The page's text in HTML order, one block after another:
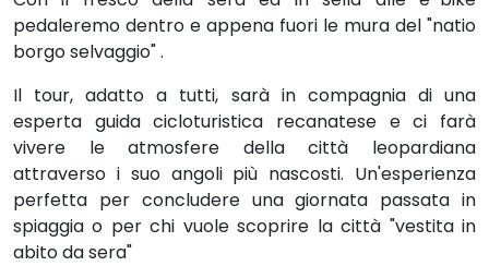
pedaleremo dentro e appena fuori le mura del "natio
borgo selvaggio" .
Il tour, adatto a tutti, sarà in compagnia di una
esperta guida cicloturistica recanatese e ci farà
vivere le atmosfere della città leopardiana
attraverso i suo angoli più nascosti. Un'esperienza
perfetta per concludere una giornata passata in
spiaggia o per chi vuole scoprire la città "vestita in
abito da sera"